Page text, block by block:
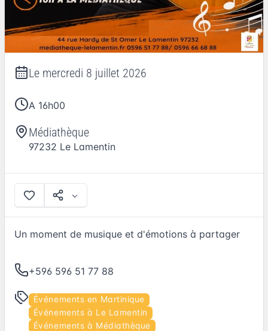
Le mercredi 8 juillet 2026
A 16h00
Médiathèque
97232 Le Lamentin
Un moment de musique et d'émotions à partager
+596 596 51 77 88
Événements en Martinique
Événements à Le Lamentin
Événements à Médiathèque